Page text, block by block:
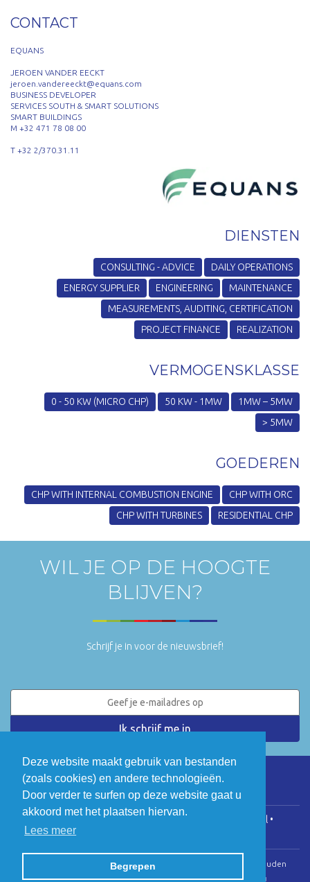
Deze website maakt gebruik van bestanden
(zoals cookies) en andere technologieën.
Door verder te surfen op deze website gaat u
akkoord met het plaatsen hiervan.
Lees meer
Begrepen
CONTACT
EQUANS
JEROEN VANDER EECKT
jeroen.vandereeckt@equans.com
BUSINESS DEVELOPER
SERVICES SOUTH & SMART SOLUTIONS
SMART BUILDINGS
M +32 471 78 08 00
T +32 2/370.31.11
DIENSTEN
CONSULTING - ADVICE
DAILY OPERATIONS
ENERGY SUPPLIER
ENGINEERING
MAINTENANCE
MEASUREMENTS, AUDITING, CERTIFICATION
PROJECT FINANCE
REALIZATION
VERMOGENSKLASSE
0 - 50 KW (MICRO CHP) 50 KW - 1MW
1MW – 5MW
> 5MW
GOEDEREN
CHP WITH INTERNAL COMBUSTION ENGINE
CHP WITH ORC
CHP WITH TURBINES
RESIDENTIAL CHP
WIL JE OP DE HOOGTE
BLIJVEN?
Schrijf je in voor de nieuwsbrief!
LinkedIn Twitter
COGEN Vlaanderen • Koningsstraat 146, 1000 Brussel •
info@cogenvlaanderen.be
© Copyright 2026 | Cogen Vlaanderen • Alle rechten voorbehouden
Webdesign door Zenjoy in Leuven•Powered by Nimbu